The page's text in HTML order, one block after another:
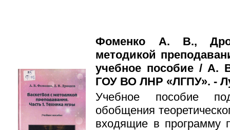
Фоменко А. В.,
методикой
учебное пособие / А.
ГОУ ВО ЛНР «ЛГПУ». -
Учебное пособие
обобщения
входящие в программу